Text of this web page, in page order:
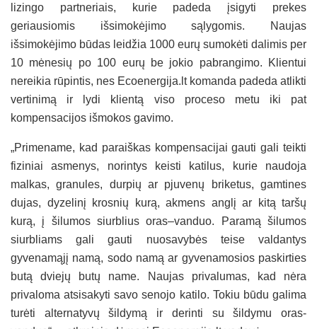
lizingo partneriais, kurie padeda įsigyti prekes
geriausiomis išsimokėjimo sąlygomis. Naujas
išsimokėjimo būdas leidžia 1000 eurų sumokėti dalimis per
10 mėnesių po 100 eurų be jokio pabrangimo. Klientui
nereikia rūpintis, nes Ecoenergija.lt komanda padeda atlikti
vertinimą ir lydi klientą viso proceso metu iki pat
kompensacijos išmokos gavimo.
„Primename, kad paraiškas kompensacijai gauti gali teikti
fiziniai asmenys, norintys keisti katilus, kurie naudoja
malkas, granules, durpių ar pjuvenų briketus, gamtines
dujas, dyzelinį krosnių kurą, akmens anglį ar kitą taršų
kurą, į šilumos siurblius oras–vanduo. Paramą šilumos
siurbliams gali gauti nuosavybės teise valdantys
gyvenamąjį namą, sodo namą ar gyvenamosios paskirties
butą dviejų butų name. Naujas privalumas, kad nėra
privaloma atsisakyti savo senojo katilo. Tokiu būdu galima
turėti alternatyvų šildymą ir derinti su šildymu oras-